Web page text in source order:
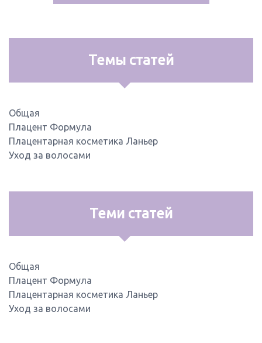
Темы статей
Общая
Плацент Формула
Плацентарная косметика Ланьер
Уход за волосами
Теми статей
Общая
Плацент Формула
Плацентарная косметика Ланьер
Уход за волосами